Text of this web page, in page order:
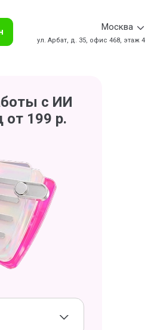
Москва
ул. Арбат, д. 35, офис 468, этаж 4
с ИИ
от 199 р.